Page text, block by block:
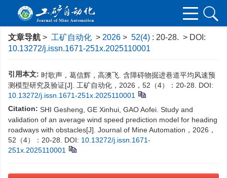
文章导航 > 工矿自动化 > 2026 > 52(4) : 20-28. > DOI:
10.13272/j.issn.1671-251x.2025110001
引用本文: 时歌声，葛信辉，高澳飞. 含障碍物掘进巷道平均风速预
测模型研究及验证[J]. 工矿自动化，2026，52（4）：20-28.
DOI:
10.13272/j.issn.1671-251x.2025110001
Citation: SHI Gesheng, GE Xinhui, GAO Aofei. Study and
validation of an average wind speed prediction model for heading
roadways with obstacles[J]. Journal of Mine Automation，2026，
52（4）：20-28.
DOI: 10.13272/j.issn.1671-
251x.2025110001